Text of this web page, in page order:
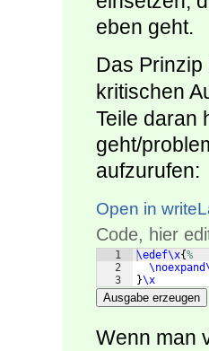
eben geht.
Das Prinzip
kritischen
Teile daran
geht/
aufzurufen:
Open in
Code, hier
1
2
3
\edef\x{%
}\x
Ausgabe erzeugen
Wenn man